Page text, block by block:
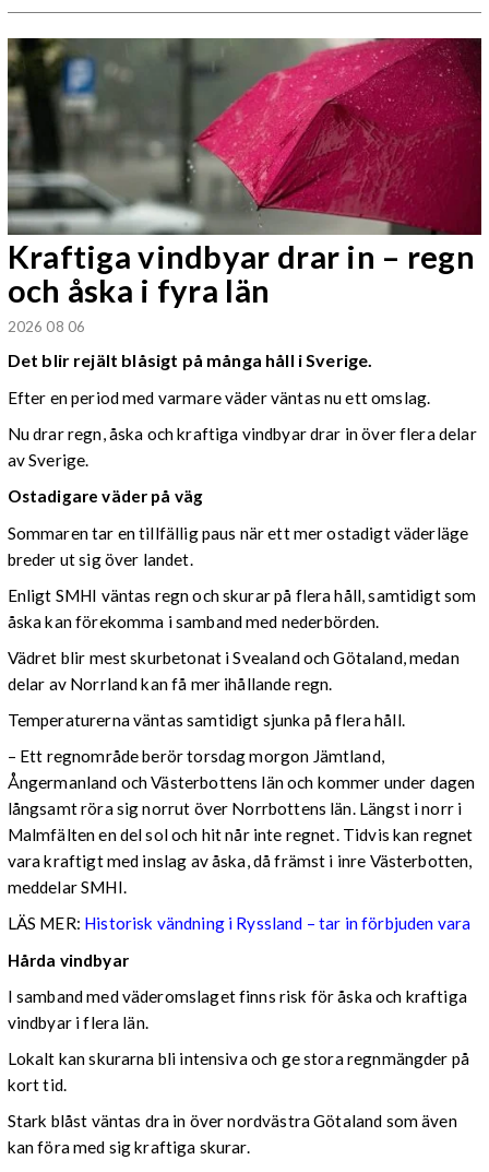
Kraftiga vindbyar drar in – regn
och åska i fyra län
2026 08 06
Det blir rejält blåsigt på många håll i Sverige.
Efter en period med varmare väder väntas nu ett omslag.
Nu drar regn, åska och kraftiga vindbyar drar in över flera delar
av Sverige.
Ostadigare väder på väg
Sommaren tar en tillfällig paus när ett mer ostadigt väderläge
breder ut sig över landet.
Enligt SMHI väntas regn och skurar på flera håll, samtidigt som
åska kan förekomma i samband med nederbörden.
Vädret blir mest skurbetonat i Svealand och Götaland, medan
delar av Norrland kan få mer ihållande regn.
Temperaturerna väntas samtidigt sjunka på flera håll.
– Ett regnområde berör torsdag morgon Jämtland,
Ångermanland och Västerbottens län och kommer under dagen
långsamt röra sig norrut över Norrbottens län. Längst i norr i
Malmfälten en del sol och hit når inte regnet. Tidvis kan regnet
vara kraftigt med inslag av åska, då främst i inre Västerbotten,
meddelar SMHI.
LÄS MER: Historisk vändning i Ryssland – tar in förbjuden vara
Hårda vindbyar
I samband med väderomslaget finns risk för åska och kraftiga
vindbyar i flera län.
Lokalt kan skurarna bli intensiva och ge stora regnmängder på
kort tid.
Stark blåst väntas dra in över nordvästra Götaland som även
kan föra med sig kraftiga skurar.